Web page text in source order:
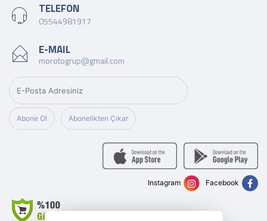
TELEFON
05544981917
E-MAIL
morotogrup@gmail.com
Abone Ol Abonelikten Çıkar
Facebook
Instagram